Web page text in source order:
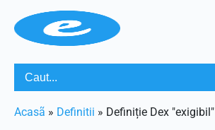
Acasã » Definitii » Definiție Dex "exigibil"